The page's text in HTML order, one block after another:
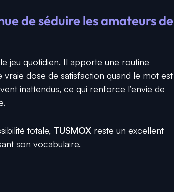
de séduire les amateurs de
jeu quotidien. Il apporte une routine
dose de satisfaction quand le mot est
inattendus, ce qui renforce l’envie de
totale, TUSMOX reste un excellent
son vocabulaire.